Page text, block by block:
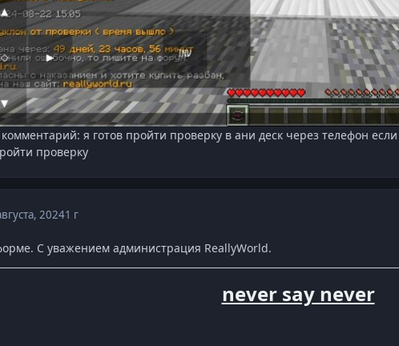
я готов пройти проверку в ани деск через телефон
проверку
20241 г
С уважением администрация ReallyWorld.
never say never